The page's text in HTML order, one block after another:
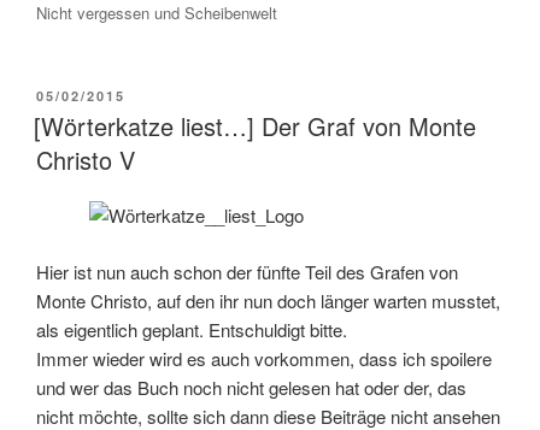
Nicht vergessen und Scheibenwelt
VERÖFFENTLICHT
AM
05/02/2015
[Wörterkatze liest…] Der Graf von Monte
Christo V
Hier ist nun auch schon der fünfte Teil des Grafen von
Monte Christo, auf den ihr nun doch länger warten musstet,
als eigentlich geplant. Entschuldigt bitte.
Immer wieder wird es auch vorkommen, dass ich spoilere
und wer das Buch noch nicht gelesen hat oder der, das
nicht möchte, sollte sich dann diese Beiträge nicht ansehen